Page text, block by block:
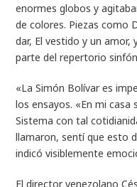
enormes globos y
de colores. Piezas como
dar, El vestido y un amor,
parte del repertorio
«La Simón Bolívar es
los ensayos. «En mi casa
Sistema con tal
llamaron, sentí que esto
indicó visiblemente
El director venezolano